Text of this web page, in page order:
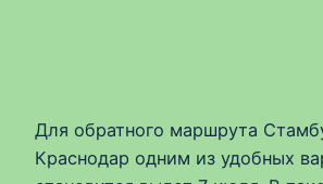
Для обратного маршрута
Краснодар одним из удобных